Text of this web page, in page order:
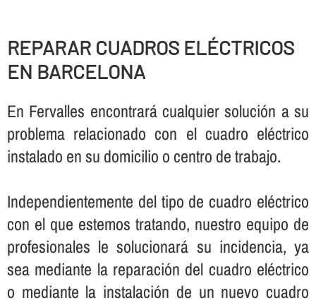
REPARAR CUADROS ELÉCTRICOS
EN BARCELONA
En Fervalles encontrará cualquier solución a su
problema relacionado con el cuadro eléctrico
instalado en su domicilio o centro de trabajo.
Independientemente del tipo de cuadro eléctrico
con el que estemos tratando, nuestro equipo de
profesionales le solucionará su incidencia, ya
sea mediante la reparación del cuadro eléctrico
o mediante la instalación de un nuevo cuadro